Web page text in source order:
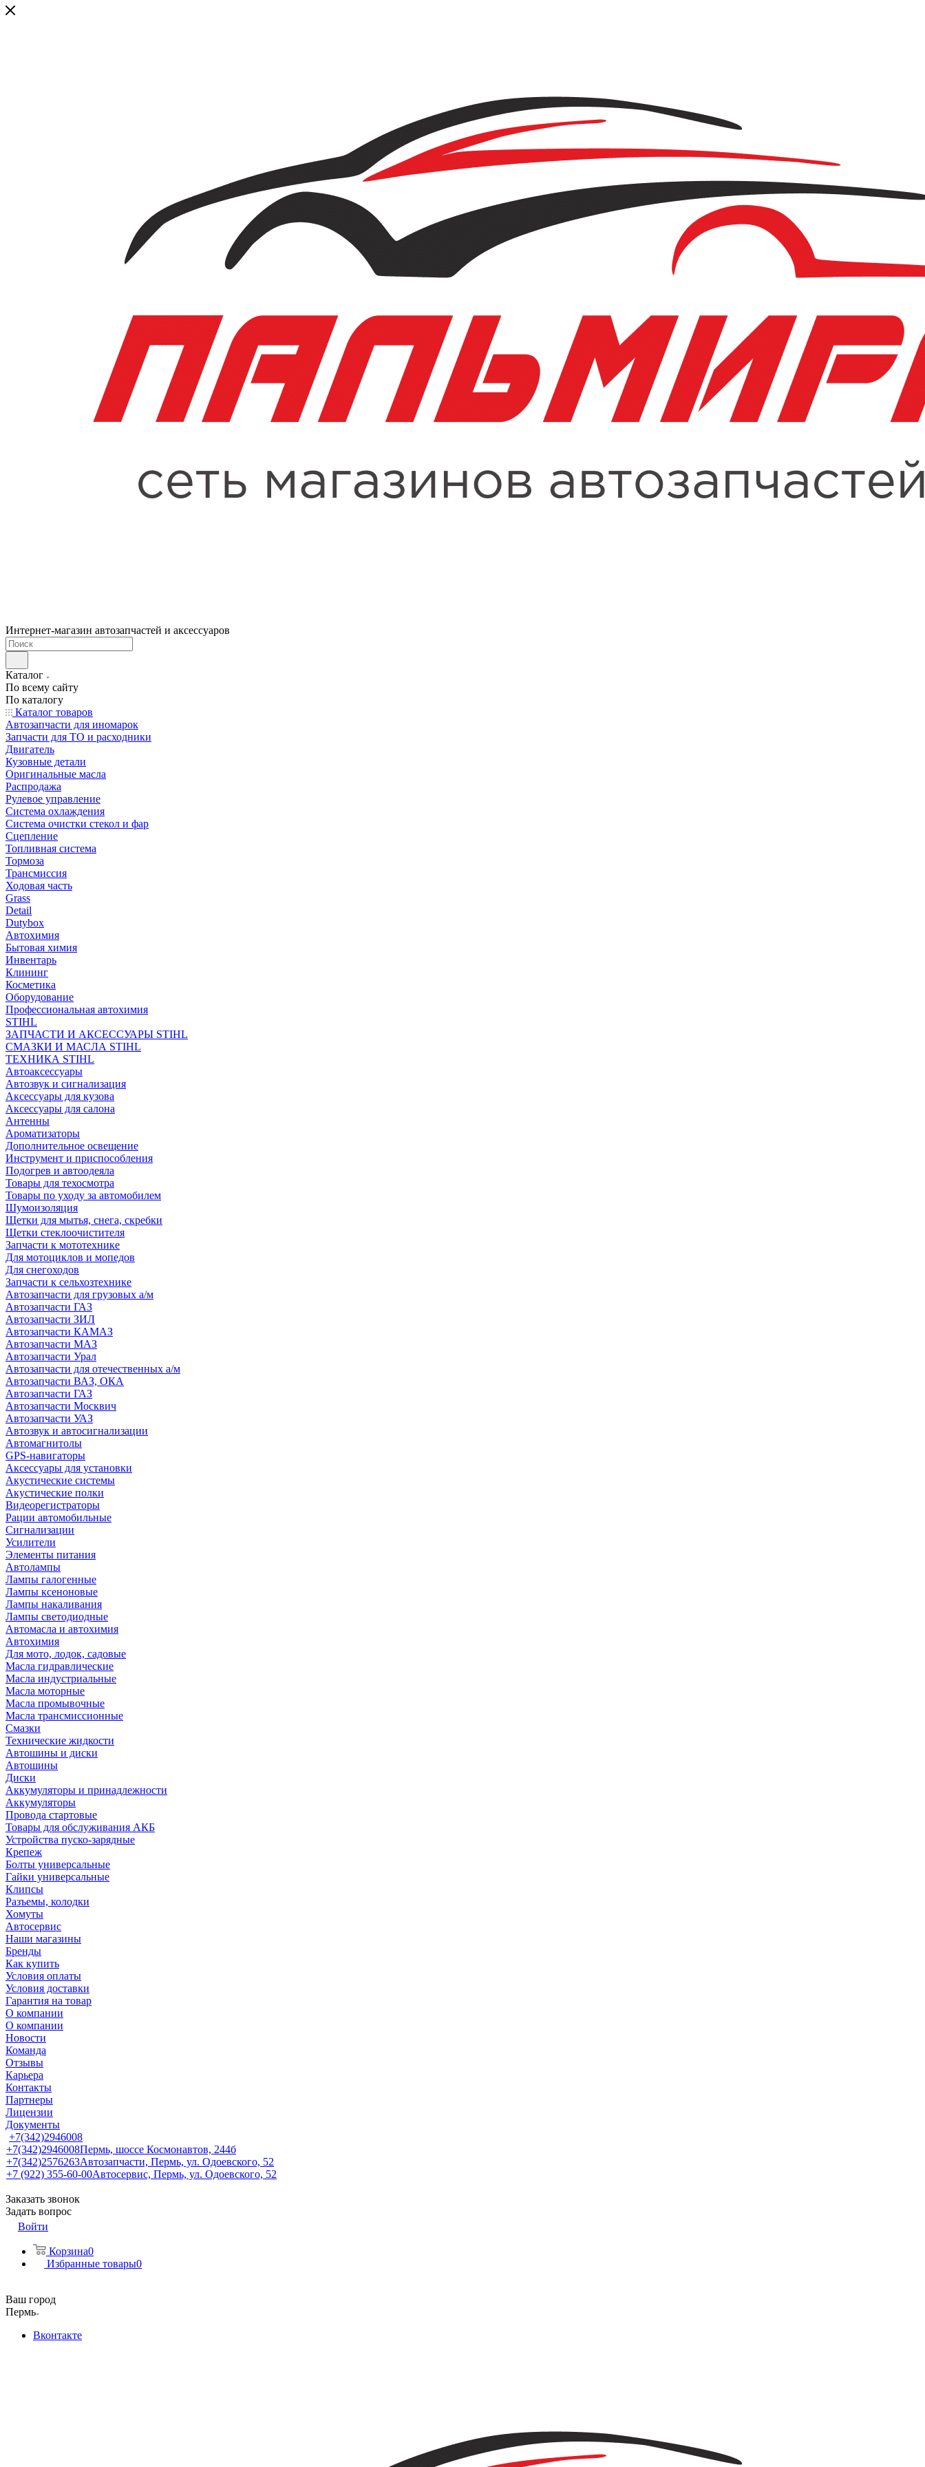
Интернет-магазин автозапчастей и аксессуаров
Каталог
По всему сайту
По каталогу
Каталог товаров
Автозапчасти для иномарок
Запчасти для ТО и расходники
Двигатель
Кузовные детали
Оригинальные масла
Распродажа
Рулевое управление
Система охлаждения
Система очистки стекол и фар
Сцепление
Топливная система
Тормоза
Трансмиссия
Ходовая часть
Grass
Detail
Dutybox
Автохимия
Бытовая химия
Инвентарь
Клининг
Косметика
Оборудование
Профессиональная автохимия
STIHL
ЗАПЧАСТИ И АКСЕССУАРЫ STIHL
СМАЗКИ И МАСЛА STIHL
ТЕХНИКА STIHL
Автоаксессуары
Автозвук и сигнализация
Аксессуары для кузова
Аксессуары для салона
Антенны
Ароматизаторы
Дополнительное освещение
Инструмент и приспособления
Подогрев и автоодеяла
Товары для техосмотра
Товары по уходу за автомобилем
Шумоизоляция
Щетки для мытья, снега, скребки
Щетки стеклоочистителя
Запчасти к мототехнике
Для мотоциклов и мопедов
Для снегоходов
Запчасти к сельхозтехнике
Автозапчасти для грузовых а/м
Автозапчасти ГАЗ
Автозапчасти ЗИЛ
Автозапчасти КАМАЗ
Автозапчасти МАЗ
Автозапчасти Урал
Автозапчасти для отечественных а/м
Автозапчасти ВАЗ, ОКА
Автозапчасти ГАЗ
Автозапчасти Москвич
Автозапчасти УАЗ
Автозвук и автосигнализации
Автомагнитолы
GPS-навигаторы
Аксессуары для установки
Акустические системы
Акустические полки
Видеорегистраторы
Рации автомобильные
Сигнализации
Усилители
Элементы питания
Автолампы
Лампы галогенные
Лампы ксеноновые
Лампы накаливания
Лампы светодиодные
Автомасла и автохимия
Автохимия
Для мото, лодок, садовые
Масла гидравлические
Масла индустриальные
Масла моторные
Масла промывочные
Масла трансмиссионные
Смазки
Технические жидкости
Автошины и диски
Автошины
Диски
Аккумуляторы и принадлежности
Аккумуляторы
Провода стартовые
Товары для обслуживания АКБ
Устройства пуско-зарядные
Крепеж
Болты универсальные
Гайки универсальные
Клипсы
Разъемы, колодки
Хомуты
Автосервис
Наши магазины
Бренды
Как купить
Условия оплаты
Условия доставки
Гарантия на товар
О компании
О компании
Новости
Команда
Отзывы
Карьера
Контакты
Партнеры
Лицензии
Документы
+7(342)2946008
+7(342)2946008Пермь, шоссе Космонавтов, 244б
+7(342)2576263Автозапчасти, Пермь, ул. Одоевского, 52
+7 (922) 355-60-00Автосервис, Пермь, ул. Одоевского, 52
Заказать звонок
Задать вопрос
Войти
Корзина0
Избранные товары0
Ваш город
Пермь
Вконтакте